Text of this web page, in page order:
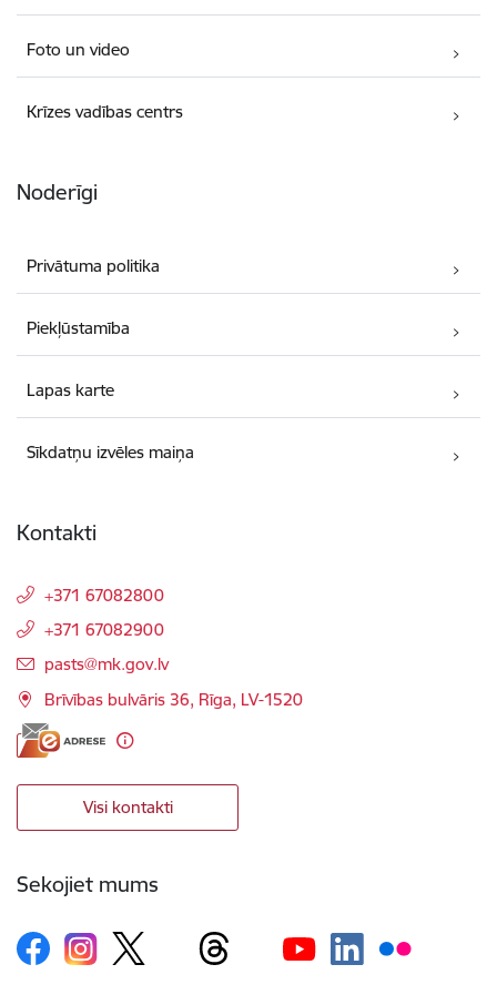
Foto un video
Krīzes vadības centrs
Noderīgi
Privātuma politika
Piekļūstamība
Lapas karte
Sīkdatņu izvēles maiņa
Kontakti
+371 67082800
+371 67082900
E-pasts:
pasts@mk.gov.lv
Brīvības bulvāris 36, Rīga, LV-1520
Visi kontakti
Sekojiet mums